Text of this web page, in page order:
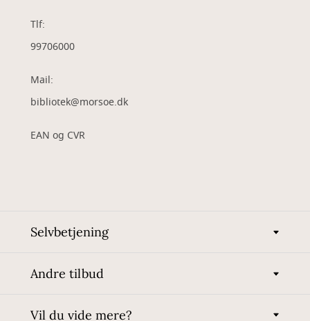
Tlf:
99706000
Mail:
bibliotek@morsoe.dk
EAN og CVR
Selvbetjening
Andre tilbud
Vil du vide mere?